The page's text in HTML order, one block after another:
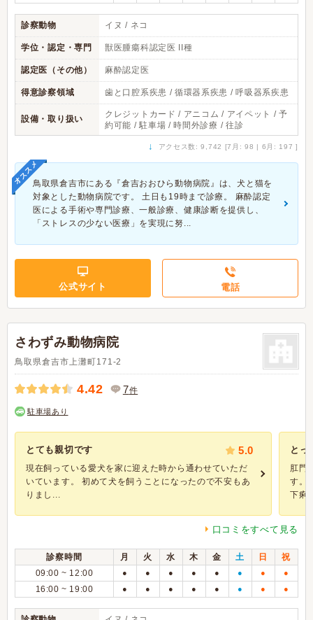
診察動物 イヌ / ネコ
学位・認定・専門 獣医腫瘍科認定医 II種
認定医（その他） 麻酔認定医
得意診察領域 歯と口腔系疾患 / 循環器系疾患 / 呼吸器系疾患
設備・取り扱い
クレジットカード / アニコム / アイペット / 予
約可能 / 駐車場 / 時間外診療 / 往診
↓ アクセス数: 9,742 [7月: 98 | 6月: 197 ]
オススメ鳥取県倉吉市にある『倉吉おおひら動物病院』は、犬と猫を
対象とした動物病院です。 土日も19時まで診療。 麻酔認定
医による手術や専門診療、一般診療、健康診断を提供し、
「ストレスの少ない医療」を実現に努...
公式サイト 電話
さわずみ動物病院
鳥取県倉吉市上灘町171-2
4.42 7件
駐車場あり
とても親切です 5.0
現在飼っている愛犬を家に迎えた時から通わせていただ
いています。 初めて犬を飼うことになったので不安もあ
りまし...
とっ
肛門
す。
下痢
口コミをすべて見る
診察時間 月 火 水 木 金 土 日
祝
09:00 ~ 12:00
● ● ● ● ● ● ● ●
16:00 ~ 19:00 ● ● ● ● ● ● ● ●